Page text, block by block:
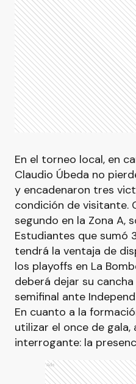
En el torneo local, en
Claudio Úbeda no
y encadenaron tres
condición de visitante.
segundo en la Zona A,
Estudiantes que sumó
tendrá la ventaja de
los playoffs en La
deberá dejar su
semifinal ante
En cuanto a la
utilizar el once de gala,
interrogante: la
Ads